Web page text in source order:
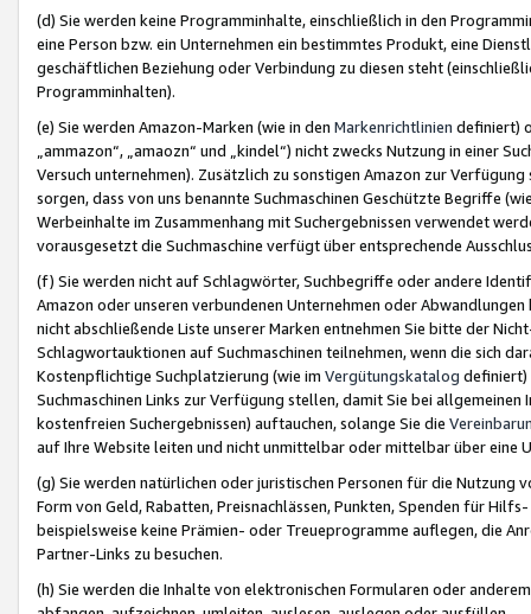
(d) Sie werden keine Programminhalte, einschließlich in den
eine Person bzw. ein Unternehmen ein bestimmtes Produkt, eine
geschäftlichen Beziehung oder Verbindung zu diesen steht
Programminhalten).
(e) Sie werden Amazon-Marken (wie in den Markenrichtlinien definiert)
„ammazon“, „amaozn“ und „kindel“) nicht zwecks Nutzung in einer
Versuch unternehmen). Zusätzlich zu sonstigen Amazon zur
sorgen, dass von uns benannte Suchmaschinen Geschützte Begriffe
Werbeinhalte im Zusammenhang mit Suchergebnissen verwendet
vorausgesetzt die Suchmaschine verfügt über entsprechende
(f) Sie werden nicht auf Schlagwörter, Suchbegriffe oder andere
Amazon oder unseren verbundenen Unternehmen oder
nicht abschließende Liste unserer Marken entnehmen Sie bitte der
Schlagwortauktionen auf Suchmaschinen teilnehmen, wenn die sich
Kostenpflichtige Suchplatzierung (wie im Vergütungskatalog definiert)
Suchmaschinen Links zur Verfügung stellen, damit Sie bei
kostenfreien Suchergebnissen) auftauchen, solange Sie die
auf Ihre Website leiten und nicht unmittelbar oder mittelbar über eine
(g) Sie werden natürlichen oder juristischen Personen für die Nutzung
Form von Geld, Rabatten, Preisnachlässen, Punkten, Spenden für
beispielsweise keine Prämien- oder Treueprogramme auflegen, die
Partner-Links zu besuchen.
(h) Sie werden die Inhalte von elektronischen Formularen oder